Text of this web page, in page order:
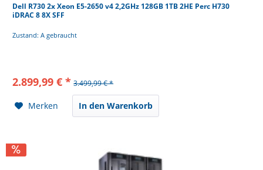
Dell R730 2x Xeon E5-2650 v4 2,2GHz 128GB 1TB 2HE Perc H730
iDRAC 8 8X SFF
Zustand: A gebraucht
2.899,99 € * 3.499,99 € *
Merken In den Warenkorb